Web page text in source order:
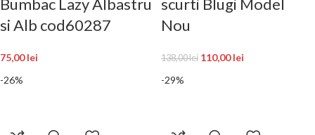
Bumbac Lazy Albastru
si Alb cod60287
75,00lei
scurti Blugi Model
Nou
138,00lei 110,00lei
-26% -29%